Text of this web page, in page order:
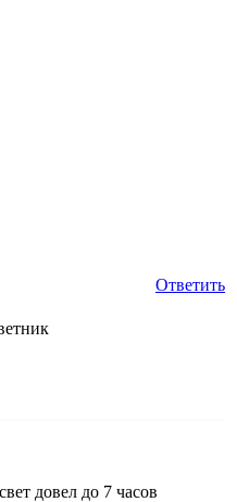
Ответить
довел до 7 часов